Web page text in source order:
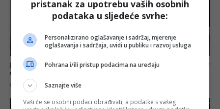
pristanak za upotrebu vaših osobnih
podataka u sljedeće svrhe:
Personalizirano oglašavanje i sadržaj, mjerenje
oglašavanja i sadržaja, uvidi u publiku i razvoj usluga
Pohrana i/ili pristup podacima na uređaju
Saznajte više
Vaši će se osobni podaci obrađivati, a podatke s vašeg